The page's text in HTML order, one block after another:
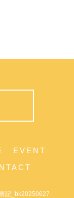
EVENT
記_bk20250627